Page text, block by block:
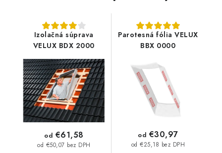
Izolačná súprava
VELUX BDX 2000
od €50,07 bez DPH
od €61,58
Parotesná fólia VELUX
BBX 0000
od €25,18 bez DPH
od €30,97